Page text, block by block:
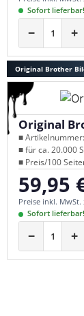
Sofort
− +
Original Brother
Original
■
■ für ca. 20.000
■ Preis/100
Regulärer
59,95
Preise inkl. MwSt.
Sofort
− +